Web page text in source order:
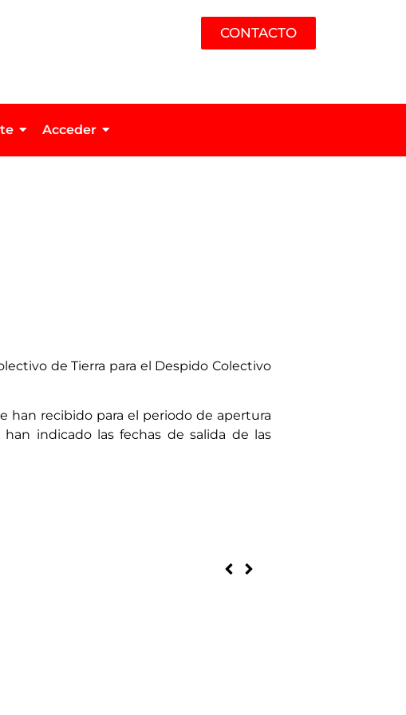
CONTACTO
Acceder
de Tierra para el Despido Colectivo
han recibido para el periodo de apertura
indicado las fechas de salida de las